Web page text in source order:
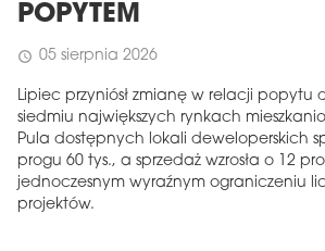
POPYTEM
schedule 05 sierpnia 2026
Lipiec przyniósł zmianę w relacji popytu
siedmiu największych rynkach
Pula dostępnych lokali deweloperskich
progu 60 tys., a sprzedaż wzrosła o 12
jednoczesnym wyraźnym ograniczeniu
projektów.